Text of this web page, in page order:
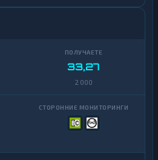
33,27
2 000